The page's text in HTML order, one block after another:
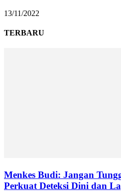
13/11/2022
TERBARU
Menkes Budi: Jangan
Perkuat Deteksi Dini dan